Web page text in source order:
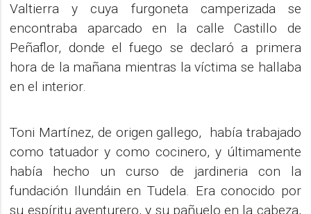
Valtierra y cuya furgoneta camperizada se
encontraba aparcado en la calle Castillo de
Peñaflor, donde el fuego se declaró a primera
hora de la mañana mientras la víctima se hallaba
en el interior.
Toni Martínez, de origen gallego, había trabajado
como tatuador y como cocinero, y últimamente
había hecho un curso de jardineria con la
fundación Ilundáin en Tudela. Era conocido por
su espíritu aventurero, y su pañuelo en la cabeza,